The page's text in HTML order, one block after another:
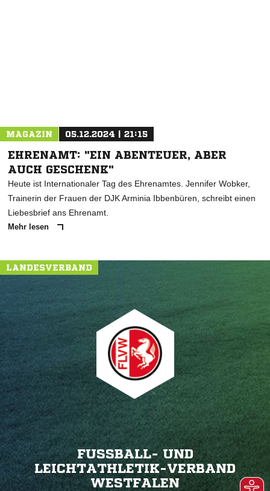
MAGAZIN 05.12.2024 | 21:15
EHRENAMT: "EIN ABENTEUER, ABER
AUCH GESCHENK"
Heute ist Internationaler Tag des Ehrenamtes. Jennifer Wobker,
Trainerin der Frauen der DJK Arminia Ibbenbüren, schreibt einen
Liebesbrief ans Ehrenamt.
Mehr lesen
LANDESVERBAND
FUSSBALL- UND L
EICHTATHLETIK-VERBAND W
ESTFALEN